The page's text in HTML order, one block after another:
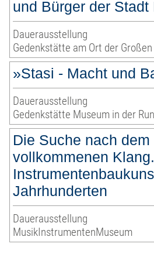
und Bürger der Stadt
Dauerausstellung
Gedenkstätte am Ort der
»Stasi - Macht und
Dauerausstellung
Gedenkstätte Museum in der
Die Suche nach dem
vollkommenen Klang.
Jahrhunderten
Dauerausstellung
MusikInstrumentenMuseum